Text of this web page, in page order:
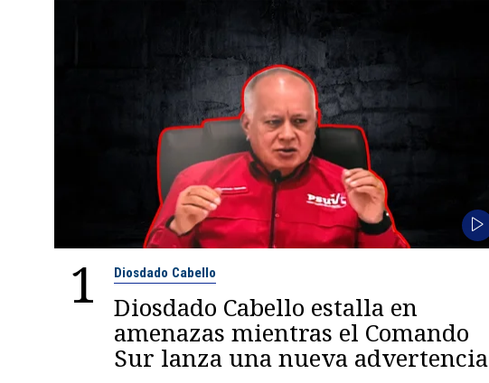
1 Diosdado Cabello
Diosdado Cabello estalla en
amenazas mientras el Comando
Sur lanza una nueva advertencia